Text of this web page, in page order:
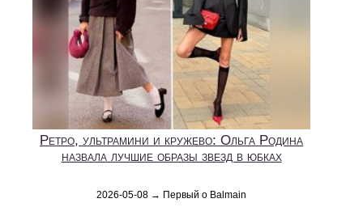
Ретро, ультрамини и кружево: Ольга Родина
назвала лучшие образы звезд в юбках
2026-05-08 → Первый о Balmain